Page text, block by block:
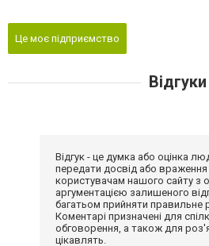
Це моє підприємство
Відгуки
Відгук - це думка або оцінка
передати досвід або
користувачам нашого сайту з
аргументацією залишеного
багатьом прийняти правильне
Коментарі призначені для
обговорення, а також для
цікавлять.